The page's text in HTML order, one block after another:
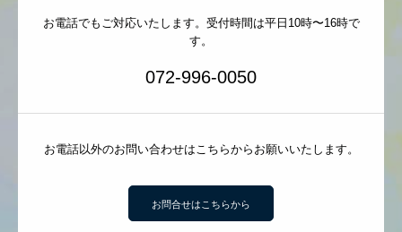
お電話でもご対応いたします。受付時間は平日10時〜16時で
す。
072-996-0050
お電話以外のお問い合わせはこちらからお願いいたします。
お問合せはこちらから